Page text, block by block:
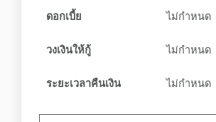
ดอกเบี้ย ไม่กำหนด
วงเงินให้กู้ ไม่กำหนด
ระยะเวลาคืนเงิน ไม่กำหนด